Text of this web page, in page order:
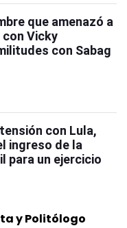
que amenazó a
Vicky
con Sabag
con Lula,
ingreso de la
para un ejercicio
y Politólogo